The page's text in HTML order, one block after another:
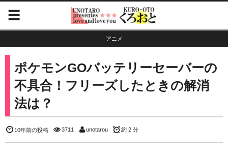
アニメ
ポケモンGOバッテリーセーバーの
不具合！フリーズしたときの解消
法は？
10年前の投稿 3711 unotarou 約 2 分